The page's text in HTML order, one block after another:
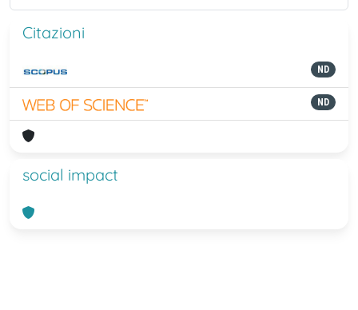
Citazioni
ND
ND
social impact